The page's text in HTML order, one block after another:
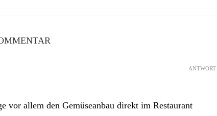
vor allem den Gemüseanbau direkt im Restaurant
ANTWORT